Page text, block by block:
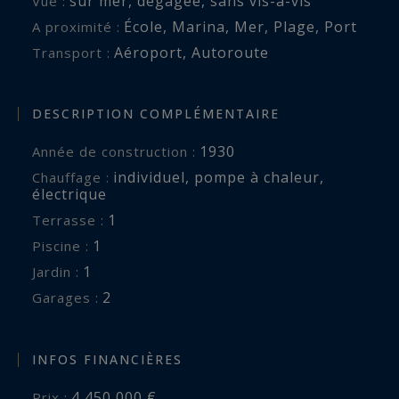
A proximité : École, Marina, Mer, Plage, Port
Transport : Aéroport, Autoroute
DESCRIPTION COMPLÉMENTAIRE
Année de construction : 1930
Chauffage : individuel, pompe à chaleur,
électrique
terrasse : 1
piscine : 1
jardin : 1
garages : 2
INFOS FINANCIÈRES